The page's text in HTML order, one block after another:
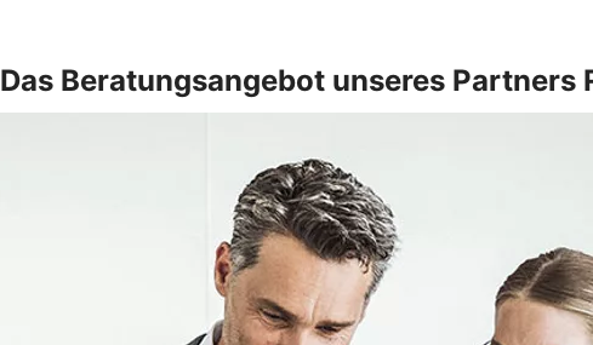
Das Beratungsangebot unseres Partners